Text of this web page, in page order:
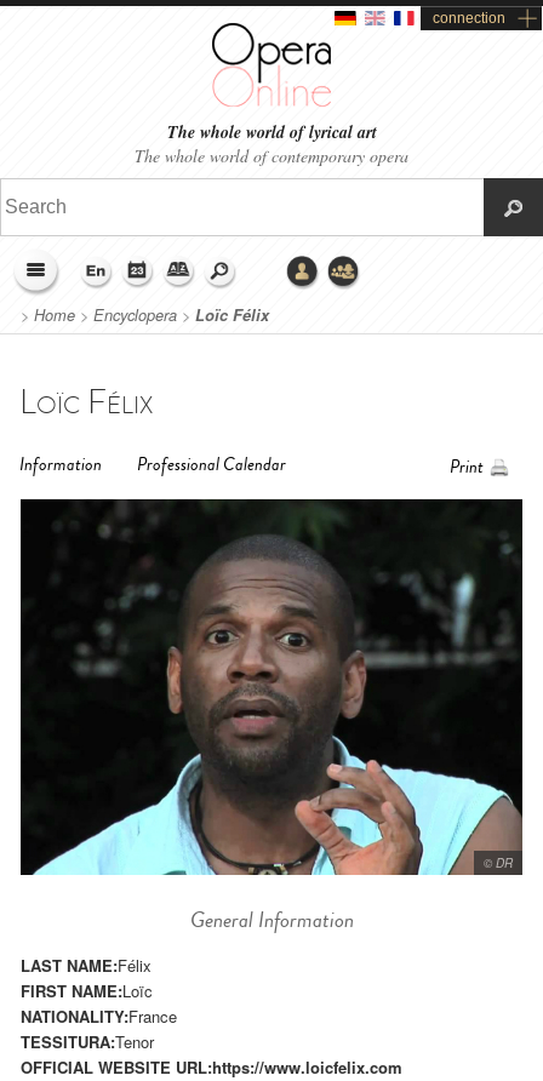
connection
The whole world of lyrical art
The whole world of contemporary opera
> Home > Encyclopera > Loïc Félix
Loïc Félix
Information Professional Calendar Print
© DR
General Information
LAST NAME:Félix
FIRST NAME:Loïc
NATIONALITY:France
TESSITURA:Tenor
OFFICIAL WEBSITE URL:https://www.loicfelix.com